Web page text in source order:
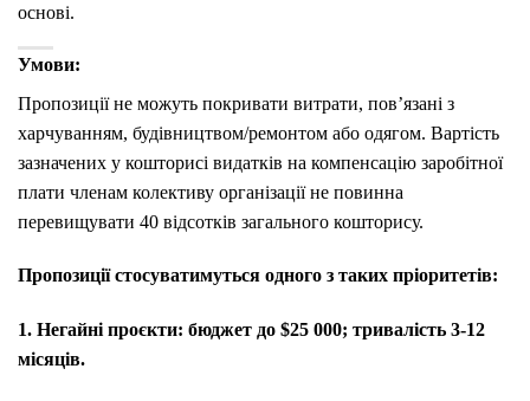
основі.
Умови:
Пропозиції не можуть покривати витрати, пов’язані з
харчуванням, будівництвом/ремонтом або одягом. Вартість
зазначених у кошторисі видатків на компенсацію заробітної
плати членам колективу організації не повинна
перевищувати 40 відсотків загального кошторису.
Пропозиції стосуватимуться одного з таких пріоритетів:
1. Негайні проєкти: бюджет до $25 000; тривалість 3-12
місяців.